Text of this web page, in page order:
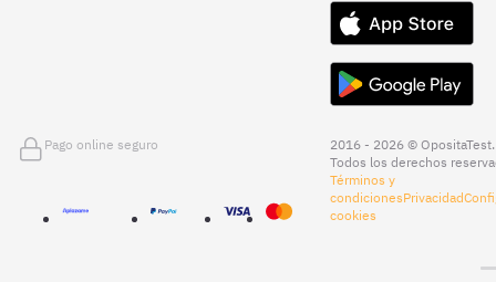
Pago online seguro
2016 - 2026 © OpositaTest.
Todos los derechos
Términos y
condicionesPrivacidad
cookies